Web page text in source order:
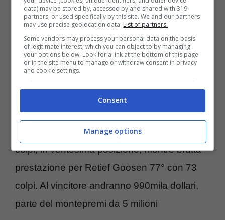
(US PGA Tour) che si gioca sul percorso del
TPC Sugarloafdi Duluth in Georgia vede il
buonJonathan Byrdin compagnia di
Jonathan Kaye, Ryan Palmer, Kenny
Perry e Parker McLachlin
da Charles Howell III e David Toms. Il
campione uscenteZach Johnson
colpi, in ventesima posizione, mentre brutta
prestazione per Retief Goosen 77° con 73
colpi. Al vincitore andranno 990mila dollari,
parte del montepremi da 5 milioni
data) may be stored by, accessed by and shared with 319
partners, or used specifically by this site. We and our partners
may use precise geolocation data. List of partners.
Some vendors may process your personal data on the basis
of legitimate interest, which you can object to by managing
your options below. Look for a link at the bottom of this page
or in the site menu to manage or withdraw consent in privacy
and cookie settings.
Consent
Manage options